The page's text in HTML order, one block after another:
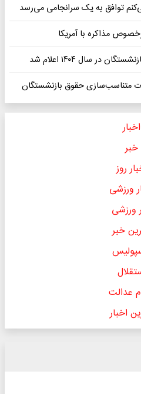
توافق به یک سرانجامی می‌رسد
مذاکره با آمریکا
در سال ۱۴۰۴ اعلام شد
متناسب‌سازی حقوق بازنشستگان
اخبار
خبر
روز
ورزشی
ورزشی
خبر
عدالت
اخبار